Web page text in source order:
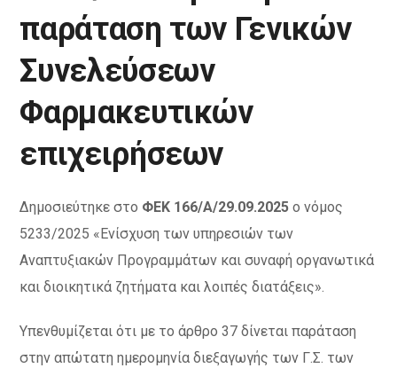
παράταση των Γενικών
Συνελεύσεων
Φαρμακευτικών
επιχειρήσεων
Δημοσιεύτηκε στο ΦΕΚ 166/Α/29.09.2025 ο νόμος
5233/2025 «Ενίσχυση των υπηρεσιών των
Αναπτυξιακών Προγραμμάτων και συναφή οργανωτικά
και διοικητικά ζητήματα και λοιπές διατάξεις».
Υπενθυμίζεται ότι με το άρθρο 37 δίνεται παράταση
στην απώτατη ημερομηνία διεξαγωγής των Γ.Σ. των